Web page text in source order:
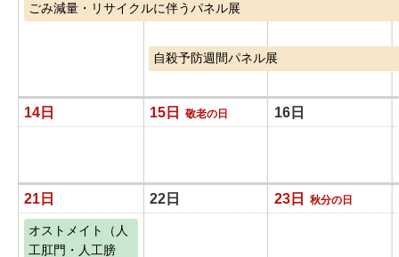
ごみ減量・リサイクルに伴うパネル展
自殺予防週間パネル展
14日 15日 敬老の日 16日
21日 22日 23日 秋分の日
オストメイト（人
工肛門・人工膀